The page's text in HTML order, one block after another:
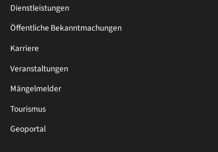
Dienstleistungen
Öffentliche Bekanntmachungen
Karriere
Veranstaltungen
Mängelmelder
Tourismus
Geoportal